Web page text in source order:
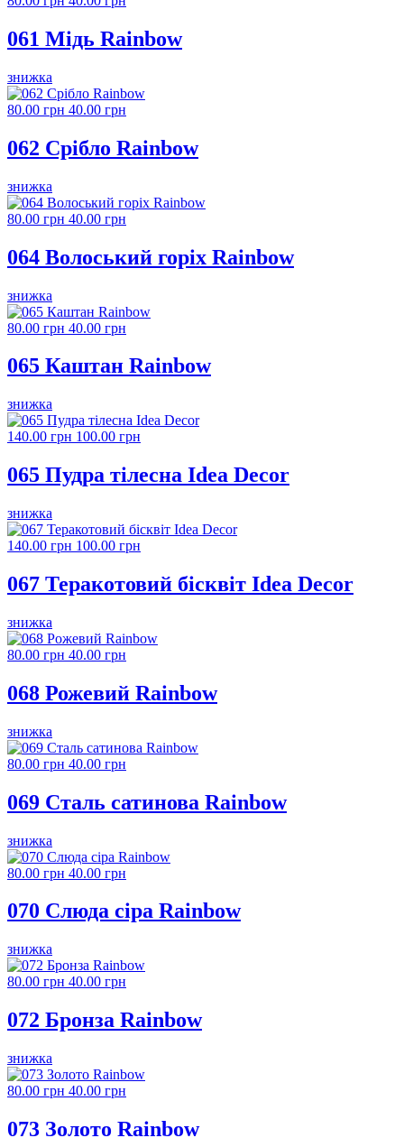
061 Мідь Rainbow
знижка
80.00 грн 40.00 грн
062 Срібло Rainbow
знижка
80.00 грн 40.00 грн
064 Волоський горіх Rainbow
знижка
80.00 грн 40.00 грн
065 Каштан Rainbow
знижка
140.00 грн 100.00 грн
065 Пудра тілесна Idea Decor
знижка
140.00 грн 100.00 грн
067 Теракотовий бісквіт Idea Decor
знижка
80.00 грн 40.00 грн
068 Рожевий Rainbow
знижка
80.00 грн 40.00 грн
069 Сталь сатинова Rainbow
знижка
80.00 грн 40.00 грн
070 Слюда сіра Rainbow
знижка
80.00 грн 40.00 грн
072 Бронза Rainbow
знижка
80.00 грн 40.00 грн
073 Золото Rainbow